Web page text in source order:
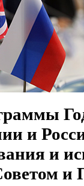
и
и
и